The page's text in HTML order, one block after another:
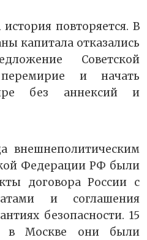
повторяется. В
капитала отказались
Советской
и начать
без аннексий и
внешнеполитическим
Федерации РФ были
договора России с
и соглашения
безопасности. 15
в Москве они были